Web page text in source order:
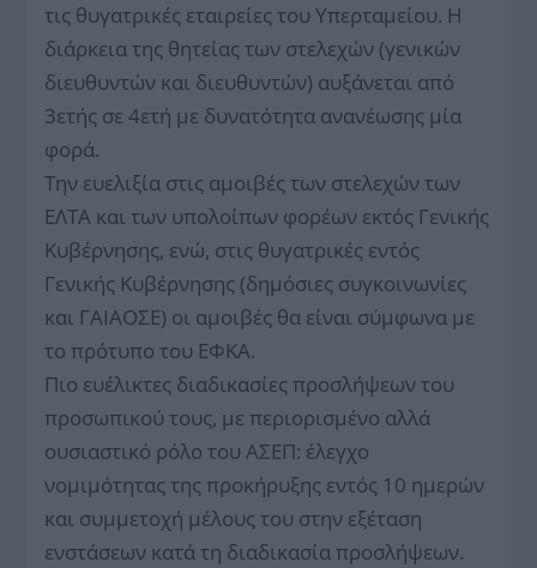
τις θυγατρικές εταιρείες του Υπερταμείου. H
διάρκεια της θητείας των στελεχών (γενικών
διευθυντών και διευθυντών) αυξάνεται από
3ετής σε 4ετή με δυνατότητα ανανέωσης μία
φορά.
Την ευελιξία στις αμοιβές των στελεχών των
ΕΛΤΑ και των υπολοίπων φορέων εκτός Γενικής
Κυβέρνησης, ενώ, στις θυγατρικές εντός
Γενικής Κυβέρνησης (δημόσιες συγκοινωνίες
και ΓΑΙΑΟΣΕ) οι αμοιβές θα είναι σύμφωνα με
το πρότυπο του ΕΦΚΑ.
Πιο ευέλικτες διαδικασίες προσλήψεων του
προσωπικού τους, με περιορισμένο αλλά
ουσιαστικό ρόλο του ΑΣΕΠ: έλεγχο
νομιμότητας της προκήρυξης εντός 10 ημερών
και συμμετοχή μέλους του στην εξέταση
ενστάσεων κατά τη διαδικασία προσλήψεων.